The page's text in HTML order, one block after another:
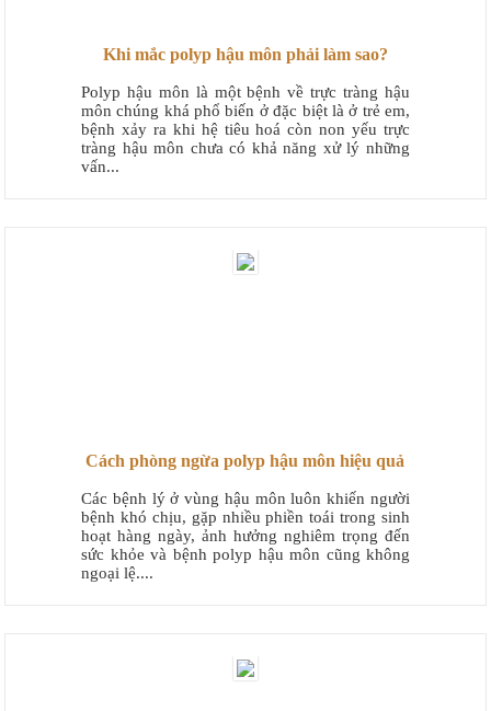
Khi mắc polyp hậu môn phải làm sao?
Polyp hậu môn là một bệnh về trực tràng hậu
môn chúng khá phổ biến ở đặc biệt là ở trẻ em,
bệnh xảy ra khi hệ tiêu hoá còn non yếu trực
tràng hậu môn chưa có khả năng xử lý những
vấn...
Cách phòng ngừa polyp hậu môn hiệu quả
Các bệnh lý ở vùng hậu môn luôn khiến người
bệnh khó chịu, gặp nhiều phiền toái trong sinh
hoạt hàng ngày, ảnh hưởng nghiêm trọng đến
sức khỏe và bệnh polyp hậu môn cũng không
ngoại lệ....